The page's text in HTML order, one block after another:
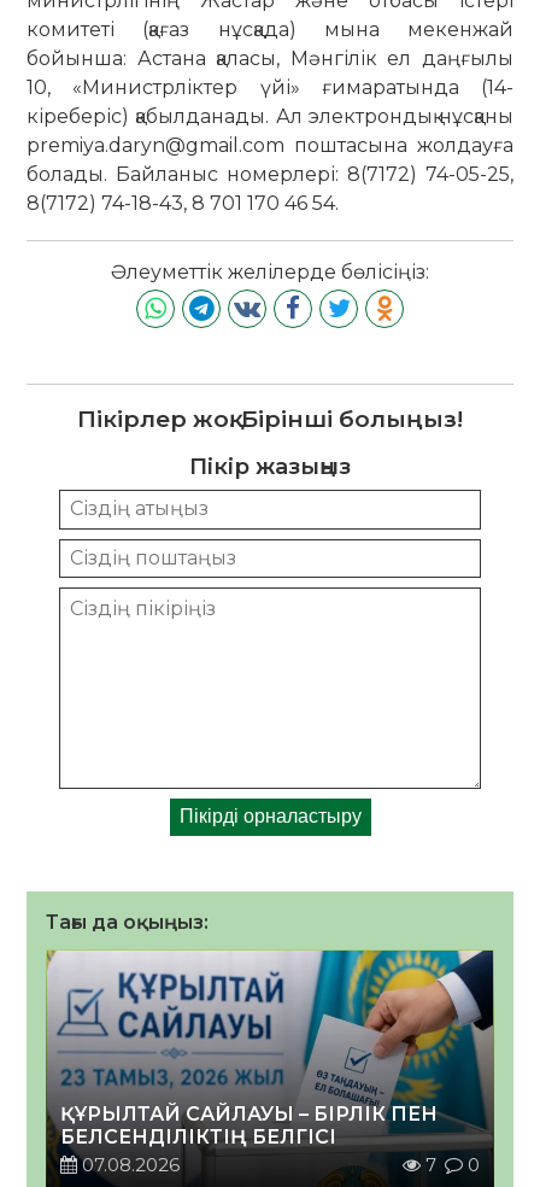
комитеті (қағаз нұсқада) мына мекенжай
бойынша: Астана қаласы, Мәнгілік ел даңғылы
10, «Министрліктер үйі» ғимаратында (14-
кіреберіс) қабылданады. Ал электрондық нұсқаны
premiya.daryn@gmail.com поштасына жолдауға
болады. Байланыс номерлері: 8(7172) 74-05-25,
8(7172) 74-18-43, 8 701 170 46 54.
Әлеуметтік желілерде бөлісіңіз:
Пікірлер жоқ. Бірінші болыңыз!
Пікір жазыңыз
Тағы да оқыңыз:
ҚҰРЫЛТАЙ САЙЛАУЫ – БІРЛІК ПЕН
БЕЛСЕНДІЛІКТІҢ БЕЛГІСІ
07.08.2026
7 0